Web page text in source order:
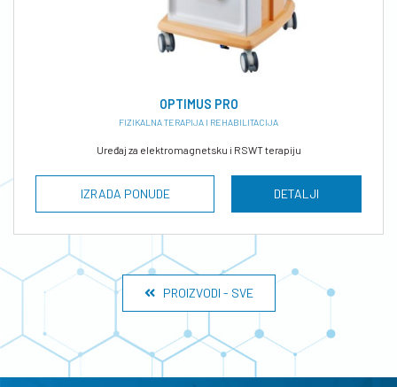
OPTIMUS PRO
FIZIKALNA TERAPIJA I REHABILITACIJA
Uređaj za elektromagnetsku i RSWT terapiju
IZRADA PONUDE DETALJI
PROIZVODI - SVE